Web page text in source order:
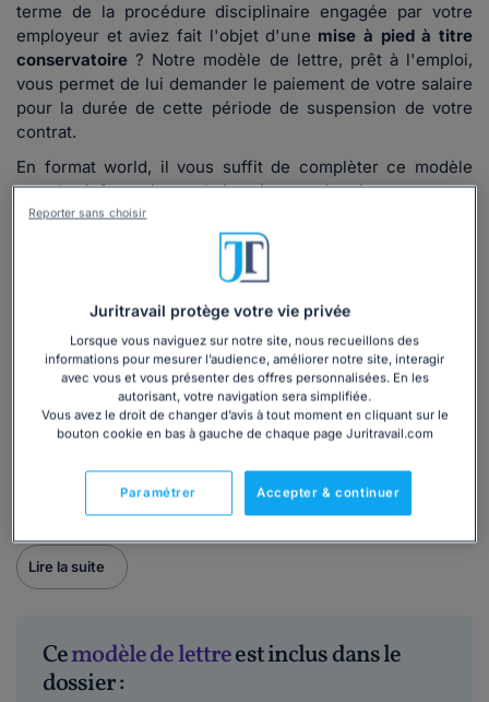
terme de la procédure disciplinaire engagée par votre
employeur et aviez fait l'objet d'une mise à pied à titre
conservatoire ? Notre modèle de lettre, prêt à l'emploi,
vous permet de lui demander le paiement de votre salaire
pour la durée de cette période de suspension de votre
contrat.
En format world, il vous suffit de complèter ce modèle
avec les informations relatives à votre situation.
Quand utiliser notre modèle de lettre ?
mis à pied à titre conservatoire
temps de la procédure disciplinaire initiée à votre
encontre.
Or vous n'avezpas été licencié pour faute grave ou
lourdeau terme de celle-ci.
Par conséquent, vous souhaitez solliciter votre employeur
verse votre rémunération afférente à
cette période d'éviction temporaire.
Lire la suite
Cemodèle de lettreest inclus dans le
dossier :
Juritravail protège votre vie privée
Lorsque vous naviguez sur notre site, nous recueillons des
informations pour mesurer l’audience, améliorer notre site, interagir
avec vous et vous présenter des offres personnalisées. En les
autorisant, votre navigation sera simplifiée.
Vous avez le droit de changer d’avis à tout moment en cliquant sur le
bouton cookie en bas à gauche de chaque page Juritravail.com
Accepter & continuer
Paramétrer
Reporter sans choisir